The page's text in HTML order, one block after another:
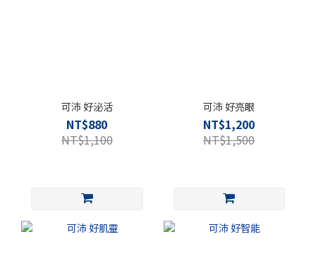
可沛 好泌活
NT$880
NT$1,100
可沛 好亮眼
NT$1,200
NT$1,500